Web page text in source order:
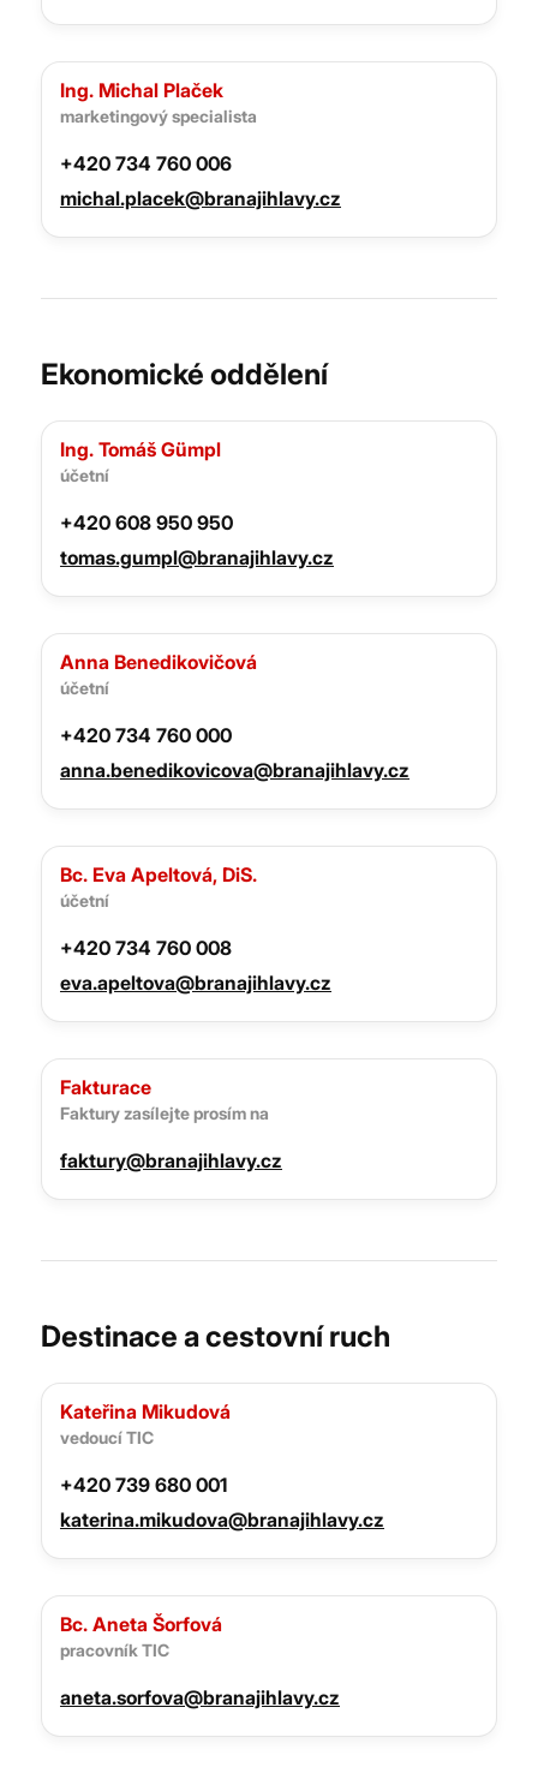
Ing. Michal Plaček
marketingový specialista
+420 734 760 006
michal.placek@branajihlavy.cz
Ekonomické oddělení
Ing. Tomáš Gümpl
účetní
+420 608 950 950
tomas.gumpl@branajihlavy.cz
Anna Benedikovičová
účetní
+420 734 760 000
anna.benedikovicova@branajihlavy.cz
Bc. Eva Apeltová, DiS.
účetní
+420 734 760 008
eva.apeltova@branajihlavy.cz
Fakturace
Faktury zasílejte prosím na
faktury@branajihlavy.cz
Destinace a cestovní ruch
Kateřina Mikudová
vedoucí TIC
+420 739 680 001
katerina.mikudova@branajihlavy.cz
Bc. Aneta Šorfová
pracovník TIC
aneta.sorfova@branajihlavy.cz